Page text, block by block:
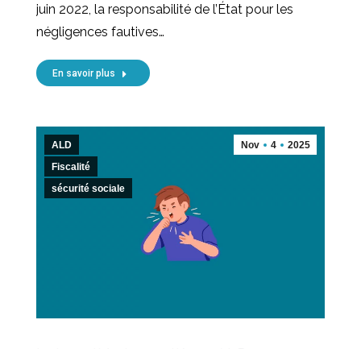
juin 2022, la responsabilité de l’État pour les
négligences fautives…
En savoir plus
Nov 4 2025
ALD
Fiscalité
sécurité sociale